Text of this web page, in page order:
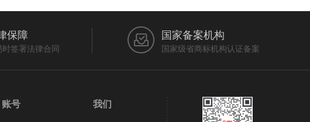
保障
时签署法律合同
国家备案机构
国家级省商标机构认证备案
账号 我们